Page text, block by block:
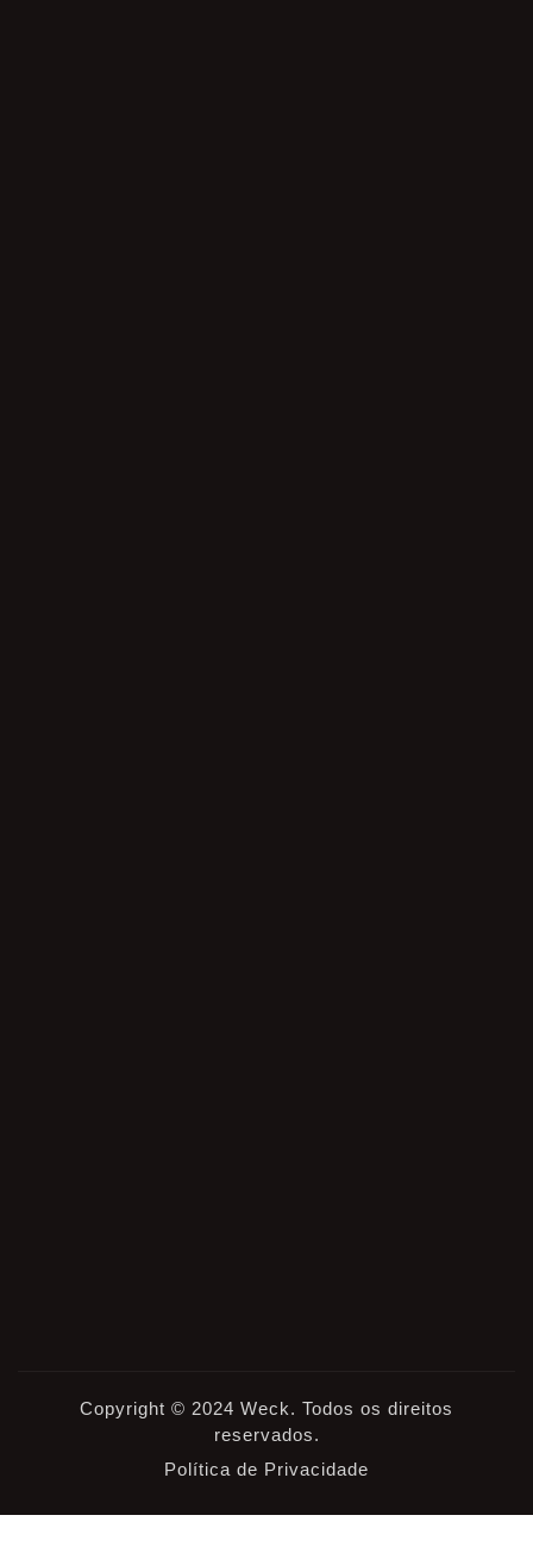
Copyright © 2024 Weck. Todos os direitos
reservados.
Política de Privacidade